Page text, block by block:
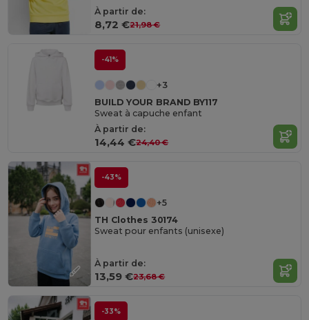
À partir de:
8,72 €21,98 €
-41%
+3
BUILD YOUR BRAND BY117
Sweat à capuche enfant
À partir de:
14,44 €24,40 €
-43%
+5
TH Clothes 30174
Sweat pour enfants (unisexe)
À partir de:
13,59 €23,68 €
-33%